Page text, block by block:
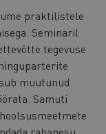
praktilistele
Seminaril
tegevuse
muutunud
Samuti